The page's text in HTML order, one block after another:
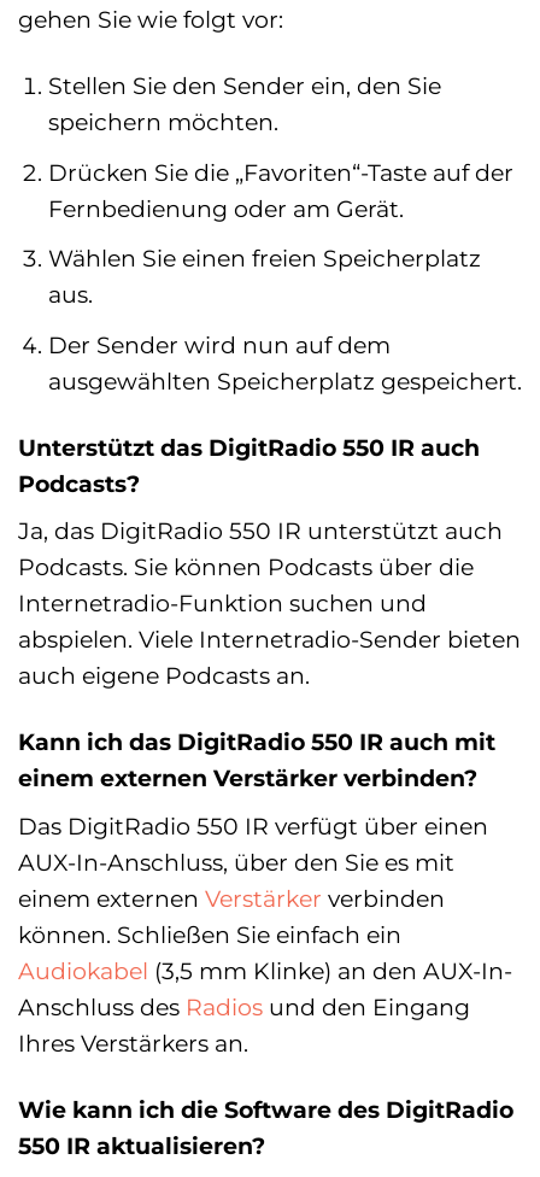
gehen Sie wie folgt vor:
Stellen Sie den Sender ein, den Sie
speichern möchten.
Drücken Sie die „Favoriten“-Taste auf der
Fernbedienung oder am Gerät.
Wählen Sie einen freien Speicherplatz
aus.
Der Sender wird nun auf dem
ausgewählten Speicherplatz gespeichert.
Unterstützt das DigitRadio 550 IR auch
Podcasts?
Ja, das DigitRadio 550 IR unterstützt auch
Podcasts. Sie können Podcasts über die
Internetradio-Funktion suchen und
abspielen. Viele Internetradio-Sender bieten
auch eigene Podcasts an.
Kann ich das DigitRadio 550 IR auch mit
einem externen Verstärker verbinden?
Das DigitRadio 550 IR verfügt über einen
AUX-In-Anschluss, über den Sie es mit
einem externen Verstärker verbinden
können. Schließen Sie einfach ein
Audiokabel (3,5 mm Klinke) an den AUX-In-
Anschluss des Radios und den Eingang
Ihres Verstärkers an.
Wie kann ich die Software des DigitRadio
550 IR aktualisieren?